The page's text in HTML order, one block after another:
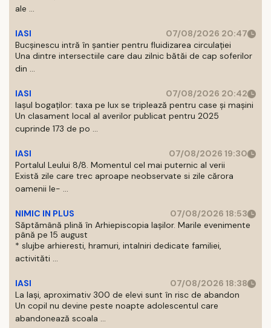
ale ...
IASI
07/08/2026 20:47
Bucșinescu intră în șantier pentru fluidizarea circulației
Una dintre intersectiile care dau zilnic bătăi de cap soferilor
din ...
IASI
07/08/2026 20:42
Iașul bogaților: taxa pe lux se triplează pentru case și mașini
Un clasament local al averilor publicat pentru 2025
cuprinde 173 de po ...
IASI
07/08/2026 19:30
Portalul Leului 8/8. Momentul cel mai puternic al verii
Există zile care trec aproape neobservate si zile cărora
oamenii le- ...
NIMIC IN PLUS
07/08/2026 18:53
Săptămână plină în Arhiepiscopia Iașilor. Marile evenimente
până pe 15 august
* slujbe arhieresti, hramuri, intalniri dedicate familiei,
activităti ...
IASI
07/08/2026 18:38
La Iași, aproximativ 300 de elevi sunt în risc de abandon
Un copil nu devine peste noapte adolescentul care
abandonează scoala ...